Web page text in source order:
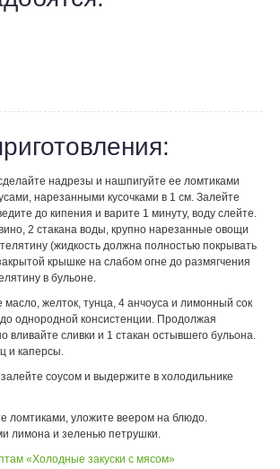
надрезы и нашпигуйте ее ломтиками
нарезанными кусочками в 1 см. Залейте
до кипения и варите 1 минуту, воду слейте.
2 стакана воды, крупно нарезанные овощи
(жидкость должна полностью покрывать
крышке на слабом огне до размягчения
в бульоне.
масло, желток, тунца, 4 анчоуса и лимонный сок
однородной консистенции. Продолжая
вливайте сливки и 1 стакан остывшего бульона.
и каперсы.
соусом и выдержите в холодильнике
ломтиками, уложите веером на блюдо.
лимона и зеленью петрушки.
«Холодные закуски с мясом»